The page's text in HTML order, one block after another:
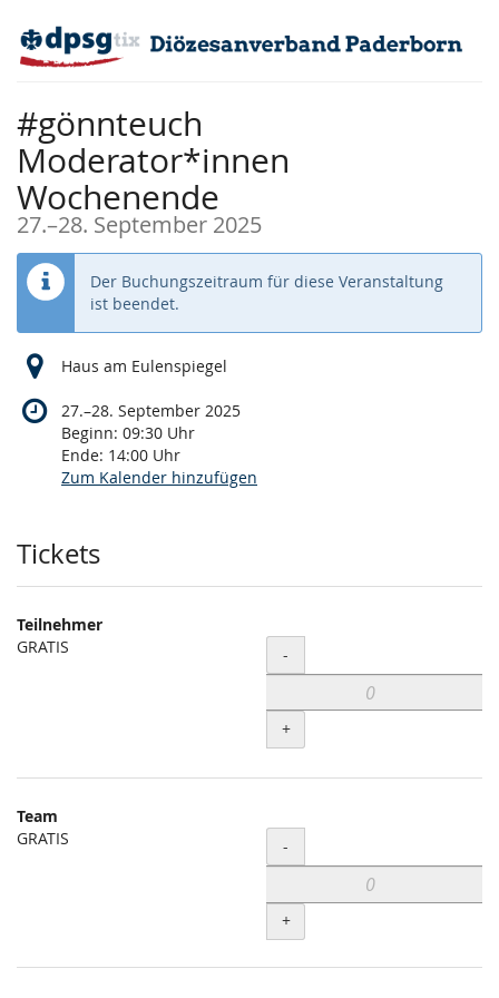
Haupt-
Inhalt
#gönnteuch
Moderator*innen
Wochenende
27.–bis
28. September 2025
Der Buchungszeitraum für diese Veranstaltung
ist beendet.
Haus am Eulenspiegel
27.–bis
28. September 2025
Beginn: 09:30 Uhr
Ende: 14:00 Uhr
Zum Kalender hinzufügen
Produkte
Tickets
Teilnehmer
GRATIS
Menge
-
+
Team
GRATIS
Menge
-
+